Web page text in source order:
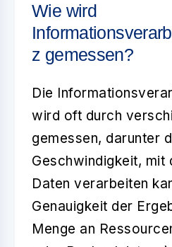
Wie wird
z gemessen?
Die
wird oft durch
gemessen, darunter
Geschwindigkeit, mit
Daten verarbeiten
Genauigkeit der
Menge an